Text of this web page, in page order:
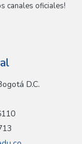
canales oficiales!
D.C.